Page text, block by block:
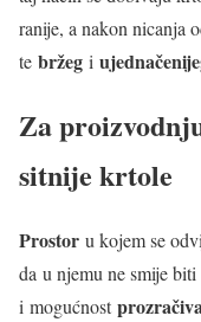
ranije, a nakon nicanja
te bržeg i
Za
sitnije krtole
Prostor u kojem se
da u njemu ne smije
i mogućnost